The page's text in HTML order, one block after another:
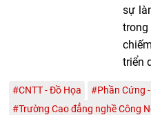
sự
triển
#CNTT - Đồ Họa
#Phần Cứng
#Trường Cao đẳng nghề Công